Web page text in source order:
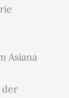
Asiana
der